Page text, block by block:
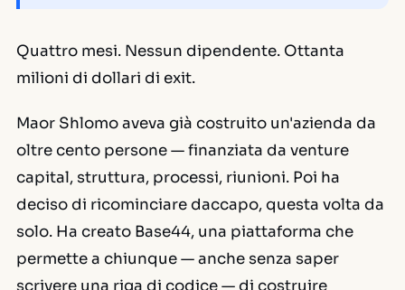
Quattro mesi. Nessun dipendente. Ottanta
milioni di dollari di exit.
Maor Shlomo aveva già costruito un'azienda da
oltre cento persone — finanziata da venture
capital, struttura, processi, riunioni. Poi ha
deciso di ricominciare daccapo, questa volta da
solo. Ha creato Base44, una piattaforma che
permette a chiunque — anche senza saper
scrivere una riga di codice — di costruire